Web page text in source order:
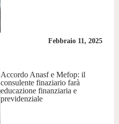
Febbraio 11, 2025
Accordo Anasf e Mefop: il
consulente finaziario farà
educazione finanziaria e
previdenziale